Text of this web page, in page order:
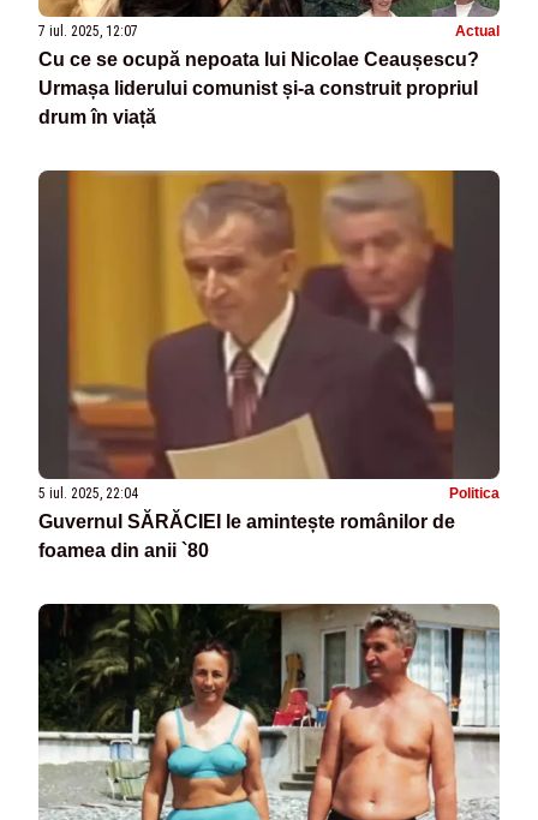
7 iul. 2025, 12:07 Actual
Cu ce se ocupă nepoata lui Nicolae Ceaușescu?
Urmașa liderului comunist și-a construit propriul
drum în viață
5 iul. 2025, 22:04 Politica
Guvernul SĂRĂCIEI le amintește românilor de
foamea din anii `80